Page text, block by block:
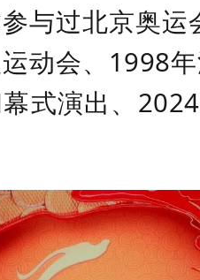
与过北京奥
动会、1998
式演出、